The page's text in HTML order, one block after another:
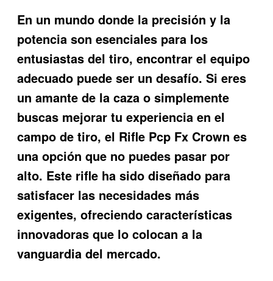
En un mundo donde la precisión y la
potencia son esenciales para los
entusiastas del tiro, encontrar el equipo
adecuado puede ser un desafío. Si eres
un amante de la caza o simplemente
buscas mejorar tu experiencia en el
campo de tiro, el Rifle Pcp Fx Crown es
una opción que no puedes pasar por
alto. Este rifle ha sido diseñado para
satisfacer las necesidades más
exigentes, ofreciendo características
innovadoras que lo colocan a la
vanguardia del mercado.